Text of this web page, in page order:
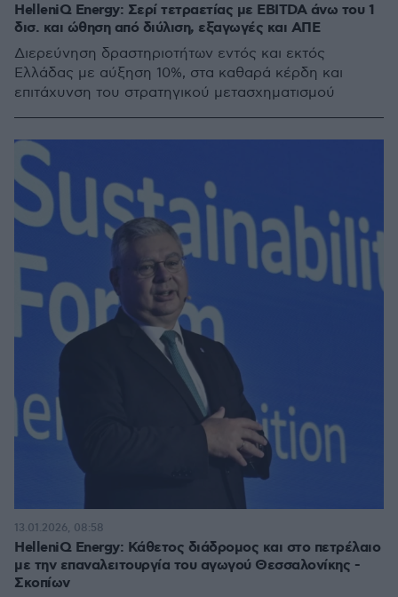
HelleniQ Energy: Σερί τετραετίας με ΕΒΙΤDA άνω του 1
δισ. και ώθηση από διύλιση, εξαγωγές και ΑΠΕ
Διερεύνηση δραστηριοτήτων εντός και εκτός
Ελλάδας με αύξηση 10%, στα καθαρά κέρδη και
επιτάχυνση του στρατηγικού μετασχηματισμού
ΗelleniQ Energy: Κάθετος διάδρομος και στο πετρέλαιο
με την επαναλειτουργία του αγωγού Θεσσαλονίκης -
Σκοπίων
13.01.2026, 08:58